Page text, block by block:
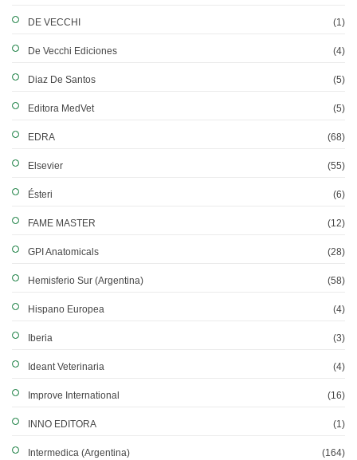
DE VECCHI (1)
De Vecchi Ediciones (4)
Diaz De Santos (5)
Editora MedVet (5)
EDRA (68)
Elsevier (55)
Ésteri (6)
FAME MASTER (12)
GPI Anatomicals (28)
Hemisferio Sur (Argentina) (58)
Hispano Europea (4)
Iberia (3)
Ideant Veterinaria (4)
Improve International (16)
INNO EDITORA (1)
Intermedica (Argentina) (164)